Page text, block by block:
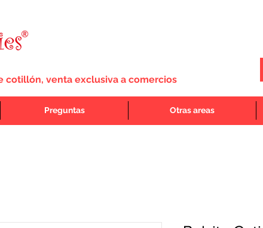
cotillón, venta exclusiva a comercios
Preguntas Otras areas